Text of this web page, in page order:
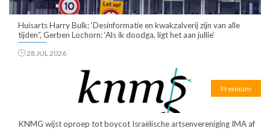
Huisarts Harry Bulk: ‘Desinformatie en kwakzalverij zijn van alle
tijden”, Gerben Lochorn: ‘Als ik doodga, ligt het aan jullie’
28 JUL 2026
Premium
KNMG wijst oproep tot boycot Israëlische artsenvereniging IMA af